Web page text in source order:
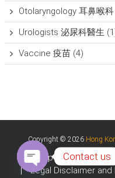
Otolaryngology 耳鼻喉科
Urologists 泌尿科醫生
Vaccine 疫苗(4)
Copyright © 2026 Hong
Upcoming Events
Legal Disclaimer and
Contact us
O